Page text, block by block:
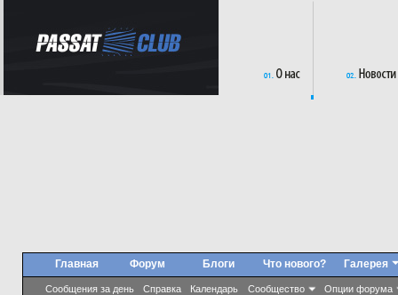
Главная Форум
Сообщения за день Справка Календарь Сообщество Опции форума
Блоги Что нового? Галерея